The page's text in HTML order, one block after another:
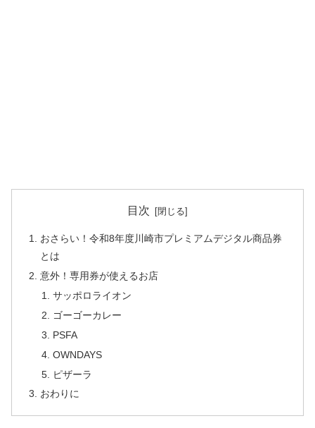
目次
おさらい！令和8年度川崎市プレミアムデジタル商品券
とは
意外！専用券が使えるお店
サッポロライオン
ゴーゴーカレー
PSFA
OWNDAYS
ピザーラ
おわりに